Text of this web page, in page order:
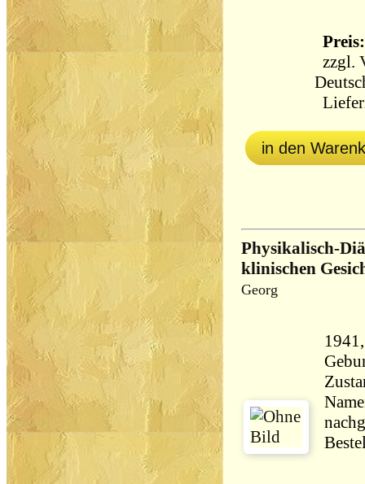
zzgl.
in den
Physikalisch-
klinischen
Georg